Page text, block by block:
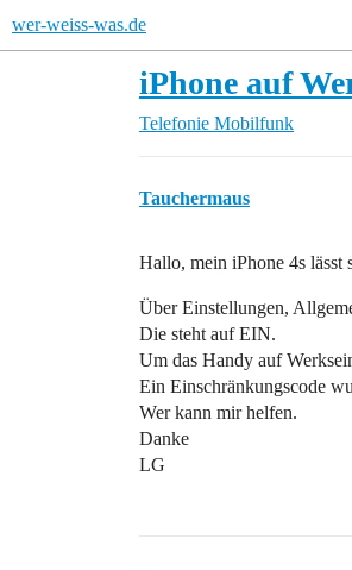
wer-weiss-was.de
iPhone auf
Telefonie Mobilfunk
Tauchermaus
Hallo, mein iPhone 4s lässt
Über Einstellungen,
Die steht auf EIN.
Um das Handy auf
Ein Einschränkungscode
Wer kann mir helfen.
Danke
LG